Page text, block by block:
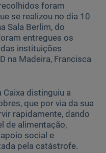
foram
se realizou no dia 10
Sala Berlim, do
entregues os
instituições
na Madeira, Francisca
Caixa distinguiu a
que por via da sua
rapidamente, dando
de alimentação,
social e
pela catástrofe.